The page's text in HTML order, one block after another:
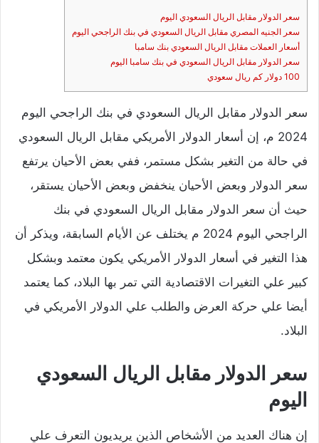
سعر الدولار مقابل الريال السعودي اليوم
سعر الجنيه المصري مقابل الريال السعودي في بنك الراجحي اليوم
أسعار العملات مقابل الريال السعودي بنك سامبا
سعر الدولار مقابل الريال السعودي في بنك سامبا اليوم
100 دولار كم ريال سعودي
سعر الدولار مقابل الريال السعودي في بنك الراجحي اليوم
2024 م، إن أسعار الدولار الأمريكي مقابل الريال السعودي
في حالة من التغير بشكل مستمر، ففي بعض الأحيان يرتفع
سعر الدولار وبعض الأحيان ينخفض وبعض الأحيان يستقر،
حيث أن سعر الدولار مقابل الريال السعودي في بنك
الراجحي اليوم 2024 م يختلف عن الأيام السابقة، ويذكر أن
هذا التغير في أسعار الدولار الأمريكي يكون معتمد وبشكل
كبير علي التغيرات الاقتصادية التي تمر بها البلاد، كما يعتمد
أيضا علي حركة العرض والطلب علي الدولار الأمريكي في
البلاد.
سعر الدولار مقابل الريال السعودي
اليوم
إن هناك العديد من الأشخاص الذين يريديون التعرف علي